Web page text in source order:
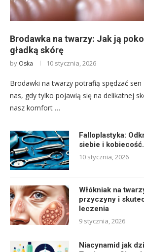
Brodawka na twarzy: Jak ją
gładką skórę
by Oska 10 stycznia, 2026
Brodawki na twarzy potrafią spędzać
nas, gdy tylko pojawią się na delikatnej
nasz komfort …
Falloplastyka:
siebie i kobiecość.
10 stycznia, 2026
Włókniak na
przyczyny i
leczenia
9 stycznia, 2026
Niacynamid jak